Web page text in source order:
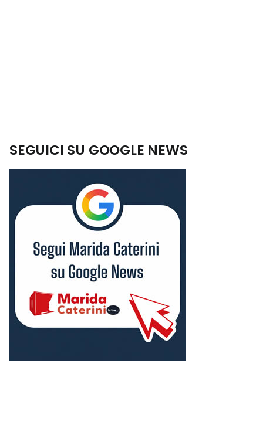
SEGUICI SU GOOGLE NEWS